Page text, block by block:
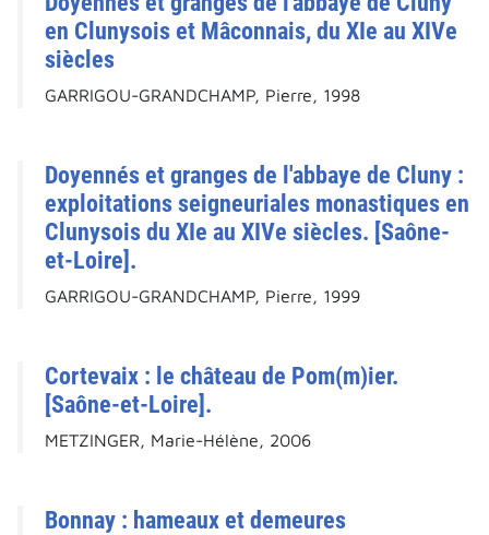
en Clunysois et Mâconnais, du XIe au XIVe
siècles
GARRIGOU-GRANDCHAMP, Pierre, 1998
Doyennés et granges de l'abbaye de Cluny :
exploitations seigneuriales monastiques en
Clunysois du XIe au XIVe siècles. [Saône-
et-Loire].
GARRIGOU-GRANDCHAMP, Pierre, 1999
Cortevaix : le château de Pom(m)ier.
[Saône-et-Loire].
METZINGER, Marie-Hélène, 2006
Bonnay : hameaux et demeures